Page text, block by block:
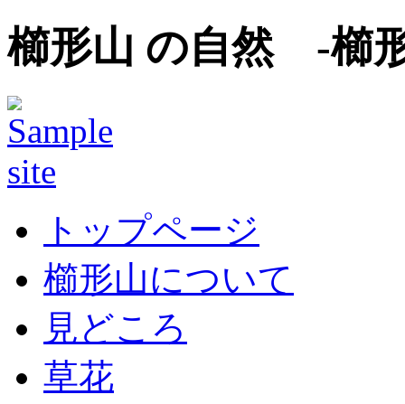
櫛形山 の自然 -櫛
トップページ
櫛形山について
見どころ
草花